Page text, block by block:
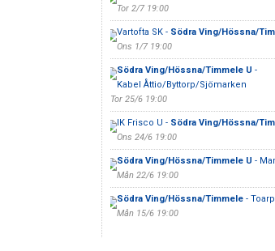
Tor 2/7 19:00
Vartofta SK - Södra Ving/Hössna/
Ons 1/7 19:00
Södra Ving/Hössna/Timmele U -
Kabel Åttio/Byttorp/Sjömarken
Tor 25/6 19:00
IK Frisco U - Södra Ving/Hössna/
Ons 24/6 19:00
Södra Ving/Hössna/Timmele U -
Mån 22/6 19:00
Södra Ving/Hössna/Timmele-
Mån 15/6 19:00